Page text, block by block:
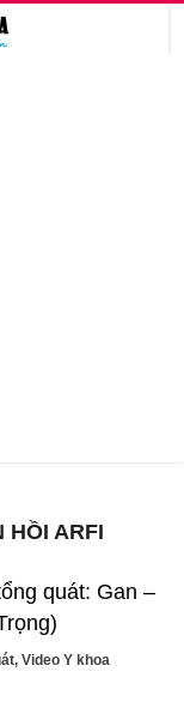
HỒI ARFI
quát: Gan –
, Video Y khoa